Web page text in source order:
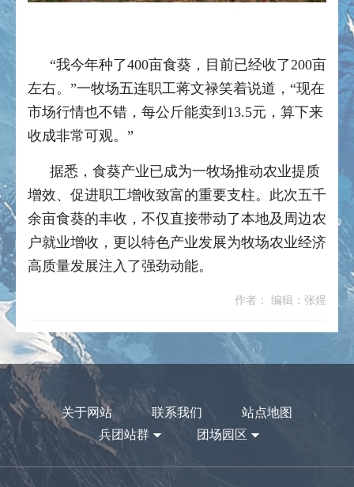
“我今年种了400亩食葵，目前已经收了200亩
左右。”一牧场五连职工蒋文禄笑着说道，“现在
市场行情也不错，每公斤能卖到13.5元，算下来
收成非常可观。”
据悉，食葵产业已成为一牧场推动农业提质
增效、促进职工增收致富的重要支柱。此次五千
余亩食葵的丰收，不仅直接带动了本地及周边农
户就业增收，更以特色产业发展为牧场农业经济
高质量发展注入了强劲动能。
作者： 编辑：张煜
关于网站 联系我们
站点地图
兵团站群
团场园区